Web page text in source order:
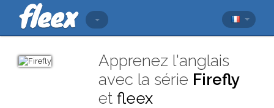
Apprenez l'anglais
avec la série Firefly
etfleex